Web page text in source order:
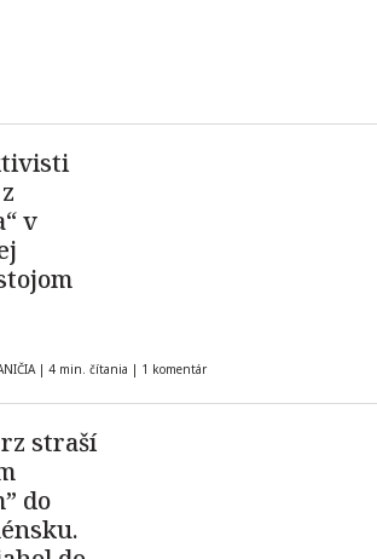
v
| 4 min. čítania | 1 komentár
straší
do